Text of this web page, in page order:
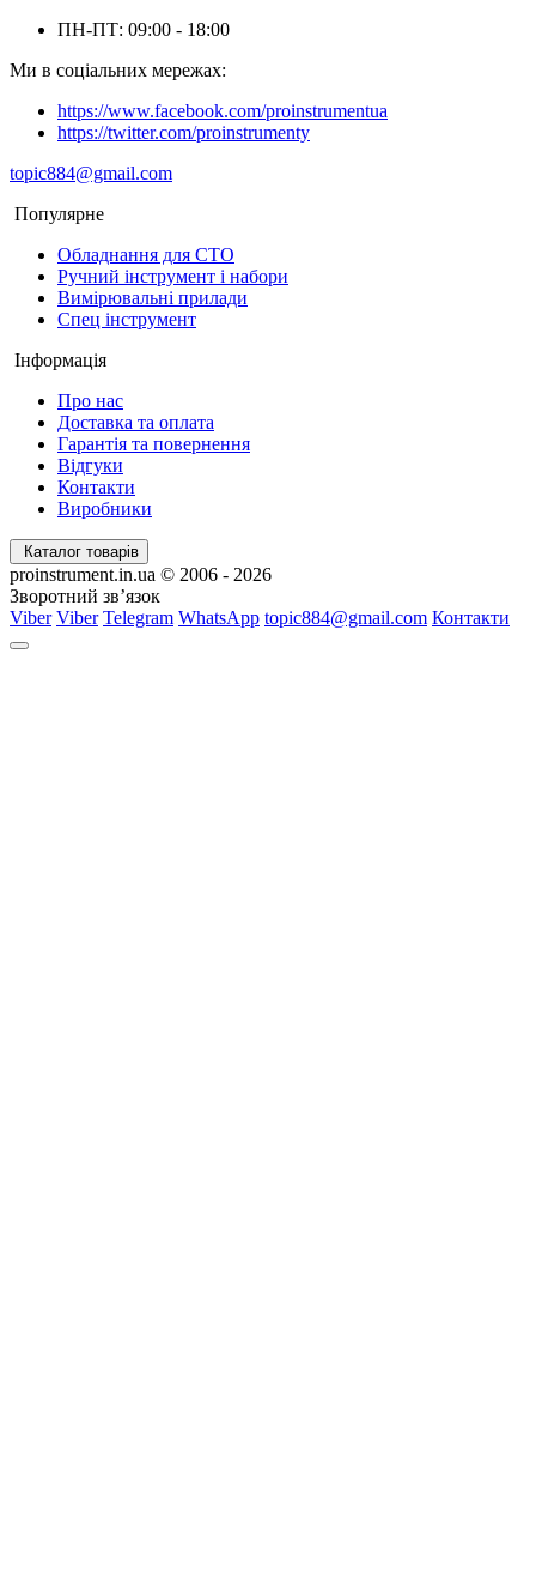
ПН-ПТ: 09:00 - 18:00
Ми в соціальних мережах:
https://www.facebook.com/proinstrumentua
https://twitter.com/proinstrumenty
topic884@gmail.com
Популярне
Обладнання для СТО
Ручний інструмент і набори
Вимірювальні прилади
Спец інструмент
Інформація
Про нас
Доставка та оплата
Гарантія та повернення
Відгуки
Контакти
Виробники
Каталог товарів
proinstrument.in.ua © 2006 - 2026
Зворотний зв’язок
Viber Viber Telegram WhatsApp topic884@gmail.com Контакти